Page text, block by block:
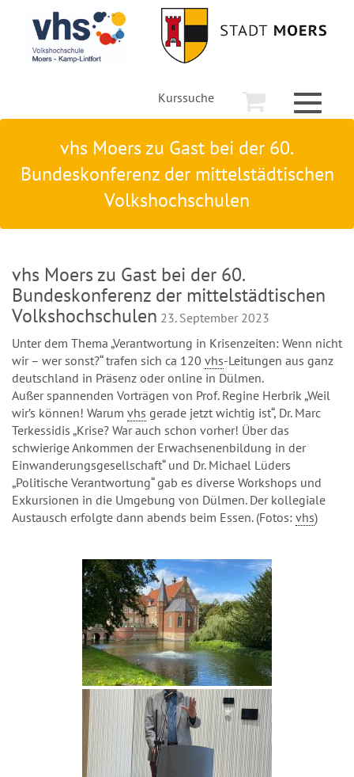
Kurssuche
Toggle
vhs Moers zu Gast bei der 60.
Bundeskonferenz der mittelstädtischen
Volkshochschulen
vhs Moers zu Gast bei der 60.
Bundeskonferenz der mittelstädtischen
Volkshochschulen 23. September 2023
Unter dem Thema „Verantwortung in Krisenzeiten: Wenn nicht
wir – wer sonst?“ trafen sich ca 120 vhs-Leitungen aus ganz
deutschland in Präsenz oder online in Dülmen.
Außer spannenden Vorträgen von Prof. Regine Herbrik „Weil
wir’s können! Warum vhs gerade jetzt wichtig ist“, Dr. Marc
Terkessidis „Krise? War auch schon vorher! Über das
schwierige Ankommen der Erwachsenenbildung in der
Einwanderungsgesellschaft“ und Dr. Michael Lüders
„Politische Verantwortung“ gab es diverse Workshops und
Exkursionen in die Umgebung von Dülmen. Der kollegiale
Austausch erfolgte dann abends beim Essen. (Fotos: vhs)